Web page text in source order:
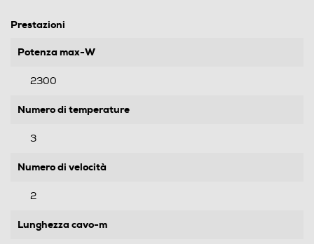
Prestazioni
Potenza max-W
2300
Numero di temperature
3
Numero di velocità
2
Lunghezza cavo-m